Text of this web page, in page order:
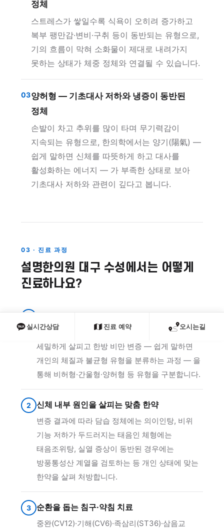
실시간상담 진료 예약 오시는길
정체
스트레스가 쌓일수록 식욕이 오히려 증가하고
복부 팽만감·변비·구취 등이 동반되는 유형으로,
기의 흐름이 막혀 소화물이 제대로 내려가지
못하는 상태가 체중 정체와 연결될 수 있습니다.
03양허형 — 기초대사 저하와 냉증이 동반된
정체
손발이 차고 추위를 많이 타며 무기력감이
지속되는 유형으로, 한의학에서는 양기(陽氣) —
쉽게 말하면 신체를 따뜻하게 하고 대사를
활성화하는 에너지 — 가 부족한 상태로 보아
기초대사 저하와 관련이 깊다고 봅니다.
03 · 진료 과정
설명한의원 대구 수성에서는 어떻게
진료하나요?
체질량지수, 체성분, 생활 습관, 동반 증상을
세밀하게 살피고 한방 비만 변증 — 쉽게 말하면
개인의 체질과 불균형 유형을 분류하는 과정 — 을
통해 비허형·간울형·양허형 등 유형을 구분합니다.
2 신체 내부 원인을 살피는 맞춤 한약
변증 결과에 따라 담습 정체에는 의이인탕, 비위
기능 저하가 두드러지는 태음인 체형에는
태음조위탕, 실열 증상이 동반된 경우에는
방풍통성산 계열을 검토하는 등 개인 상태에 맞는
한약을 살펴 처방합니다.
3 순환을 돕는 침구·약침 치료
중완(CV12)·기해(CV6)·족삼리(ST36)·삼음교